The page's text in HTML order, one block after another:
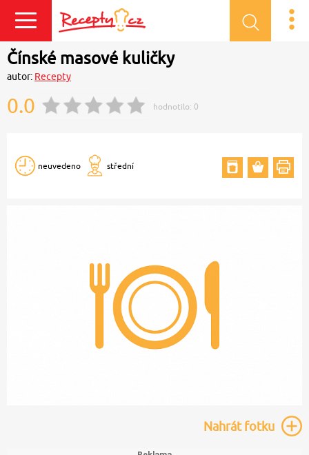
Přihlásit se
Čínské masové kuličky
autor: Recepty
0.0 hodnotilo: 0
neuvedeno střední
Nahrátfotku